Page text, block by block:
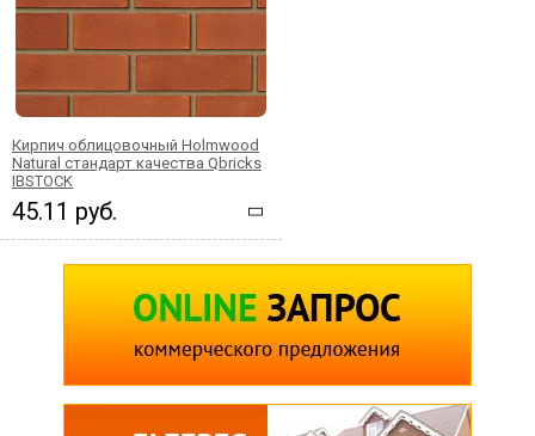
Кирпич облицовочный Holmwood
Natural стандарт качества Qbricks
IBSTOCK
45.11 руб.